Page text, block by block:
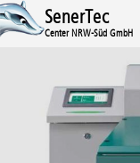
SenerTec
Center NRW-Süd GmbH